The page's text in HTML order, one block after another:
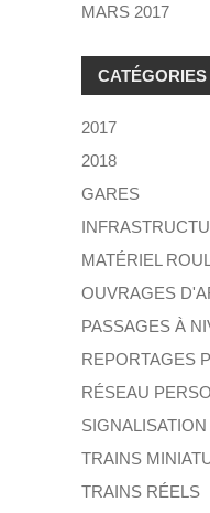
MARS 2017
CATÉGORIES
2017
2018
GARES
MATÉRIEL
OUVRAGES
PASSAGES À
REPORTAGES
RÉSEAU
SIGNALISATION
TRAINS
TRAINS RÉELS